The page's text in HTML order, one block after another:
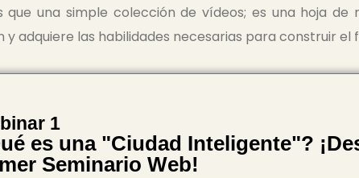
que una simple colección de vídeos; es una hoja de
y adquiere las habilidades necesarias para construir el
1
es una "Ciudad Inteligente"?
Seminario Web!